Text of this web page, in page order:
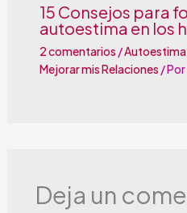
15 Consejos para
autoestima en los
2 comentarios /Autoestima
Mejorar mis Relaciones / Por
Deja un